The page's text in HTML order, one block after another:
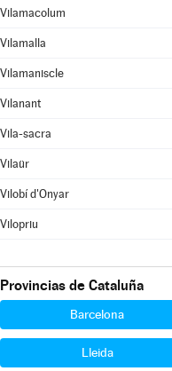
Vilamacolum
Vilamalla
Vilamaniscle
Vilanant
Vila-sacra
Vilaür
Vilobí d'Onyar
Vilopriu
Provincias de Cataluña
Barcelona
Lleida